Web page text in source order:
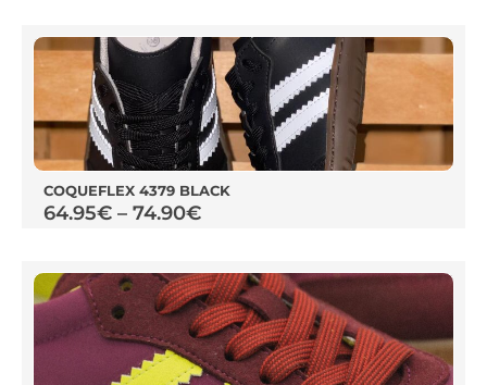
COQUEFLEX 4379 BLACK
64.95€ – 74.90€